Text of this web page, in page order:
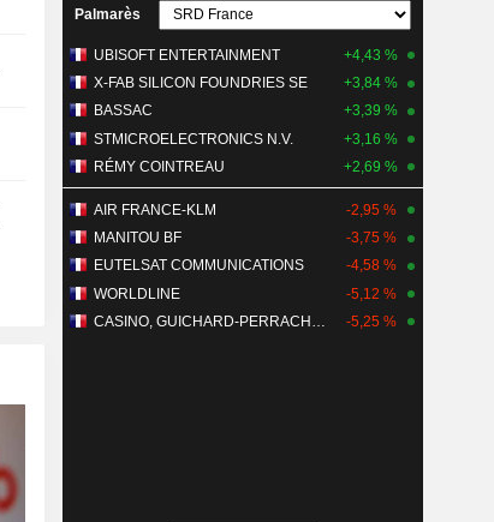
Palmarès
UBISOFT ENTERTAINMENT
+4,43 %
X-FAB SILICON FOUNDRIES SE
+3,84 %
BASSAC
+3,39 %
STMICROELECTRONICS N.V.
+3,16 %
RÉMY COINTREAU
+2,69 %
AIR FRANCE-KLM
-2,95 %
MANITOU BF
-3,75 %
EUTELSAT COMMUNICATIONS
-4,58 %
WORLDLINE
-5,12 %
-5,25 %